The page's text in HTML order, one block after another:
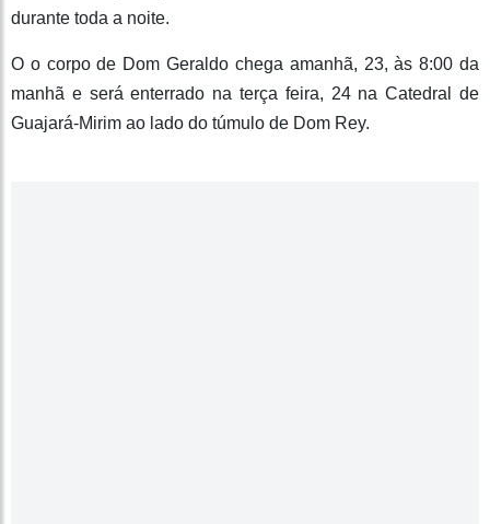
durante toda a noite.
O o corpo de Dom Geraldo chega amanhã, 23, às 8:00 da
manhã e será enterrado na terça feira, 24 na Catedral de
Guajará-Mirim ao lado do túmulo de Dom Rey.